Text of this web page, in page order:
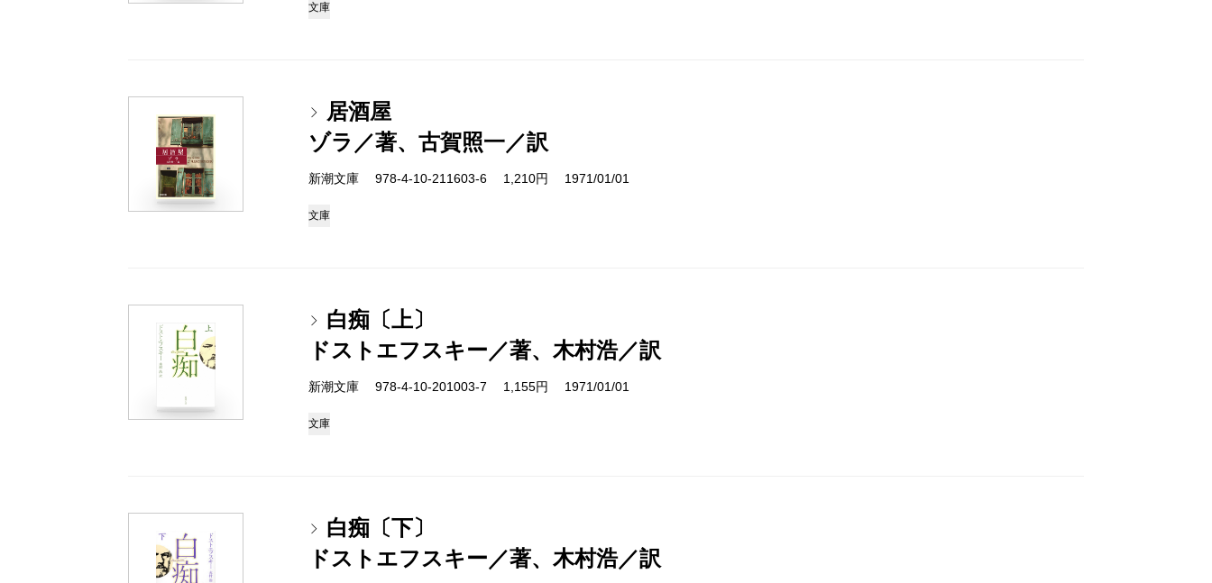
文庫
居酒屋
ゾラ／著、古賀照一／訳
新潮文庫 978-4-10-211603-6 1,210円 1971/01/01
文庫
白痴〔上〕
ドストエフスキー／著、木村浩／訳
新潮文庫 978-4-10-201003-7 1,155円 1971/01/01
文庫
白痴〔下〕
ドストエフスキー／著、木村浩／訳